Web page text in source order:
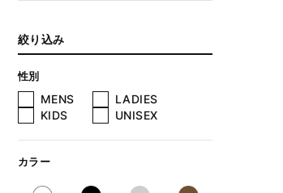
絞り込み
性別
MENS
LADIES
KIDS
UNISEX
カラー